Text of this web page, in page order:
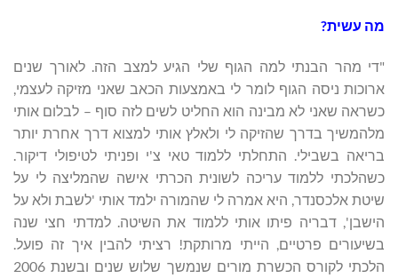
מה עשית?
"די מהר הבנתי למה הגוף שלי הגיע למצב הזה. לאורך שנים
ארוכות ניסה הגוף לומר לי באמצעות הכאב שאני מזיקה לעצמי,
כשראה שאני לא מבינה הוא החליט לשים לזה סוף – לבלום אותי
מלהמשיך בדרך שהזיקה לי ולאלץ אותי למצוא דרך אחרת יותר
בריאה בשבילי. התחלתי ללמוד טאי צ'י ופניתי לטיפולי דיקור.
כשהלכתי ללמוד עריכה לשונית הכרתי אישה שהמליצה לי על
שיטת אלכסנדר, היא אמרה לי שהמורה ילמד אותי 'לשבת ולא על
הישבן', דבריה פיתו אותי ללמוד את השיטה. למדתי חצי שנה
בשיעורים פרטיים, הייתי מרותקת! רציתי להבין איך זה פועל.
הלכתי לקורס הכשרת מורים שנמשך שלוש שנים ובשנת 2006